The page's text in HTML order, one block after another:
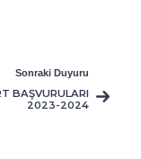
Sonraki Duyuru
BAŞVURULARI
2023-2024